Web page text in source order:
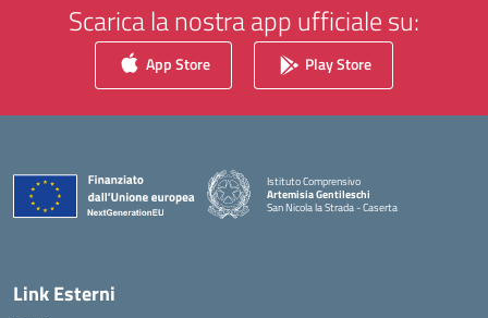
Scarica la nostra app ufficiale su:
App Store Play Store
Istituto Comprensivo
Artemisia Gentileschi
San Nicola la Strada - Caserta
Link Esterni